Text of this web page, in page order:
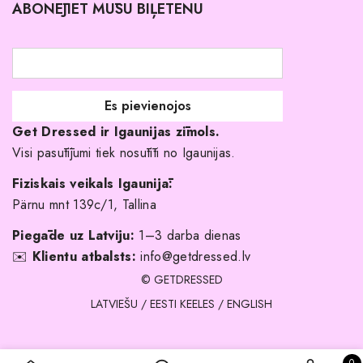
Atgriešanas politika
Līgavas družiņu kleitas
Veikali
Kāpēc izvēlēties mūs?
ABONĒJIET MŪSU BIĻETENU
Get Dressed ir Igaunijas zīmols.
Visi pasūtījumi tiek nosūtīti no Igaunijas.
Fiziskais veikals Igaunijā:
Pärnu mnt 139c/1, Tallina
Piegāde uz Latviju: 1–3 darba dienas
✉️ Klientu atbalsts: info@getdressed.lv
© GETDRESSED
LATVIEŠU / EESTI KEELES / ENGLISH